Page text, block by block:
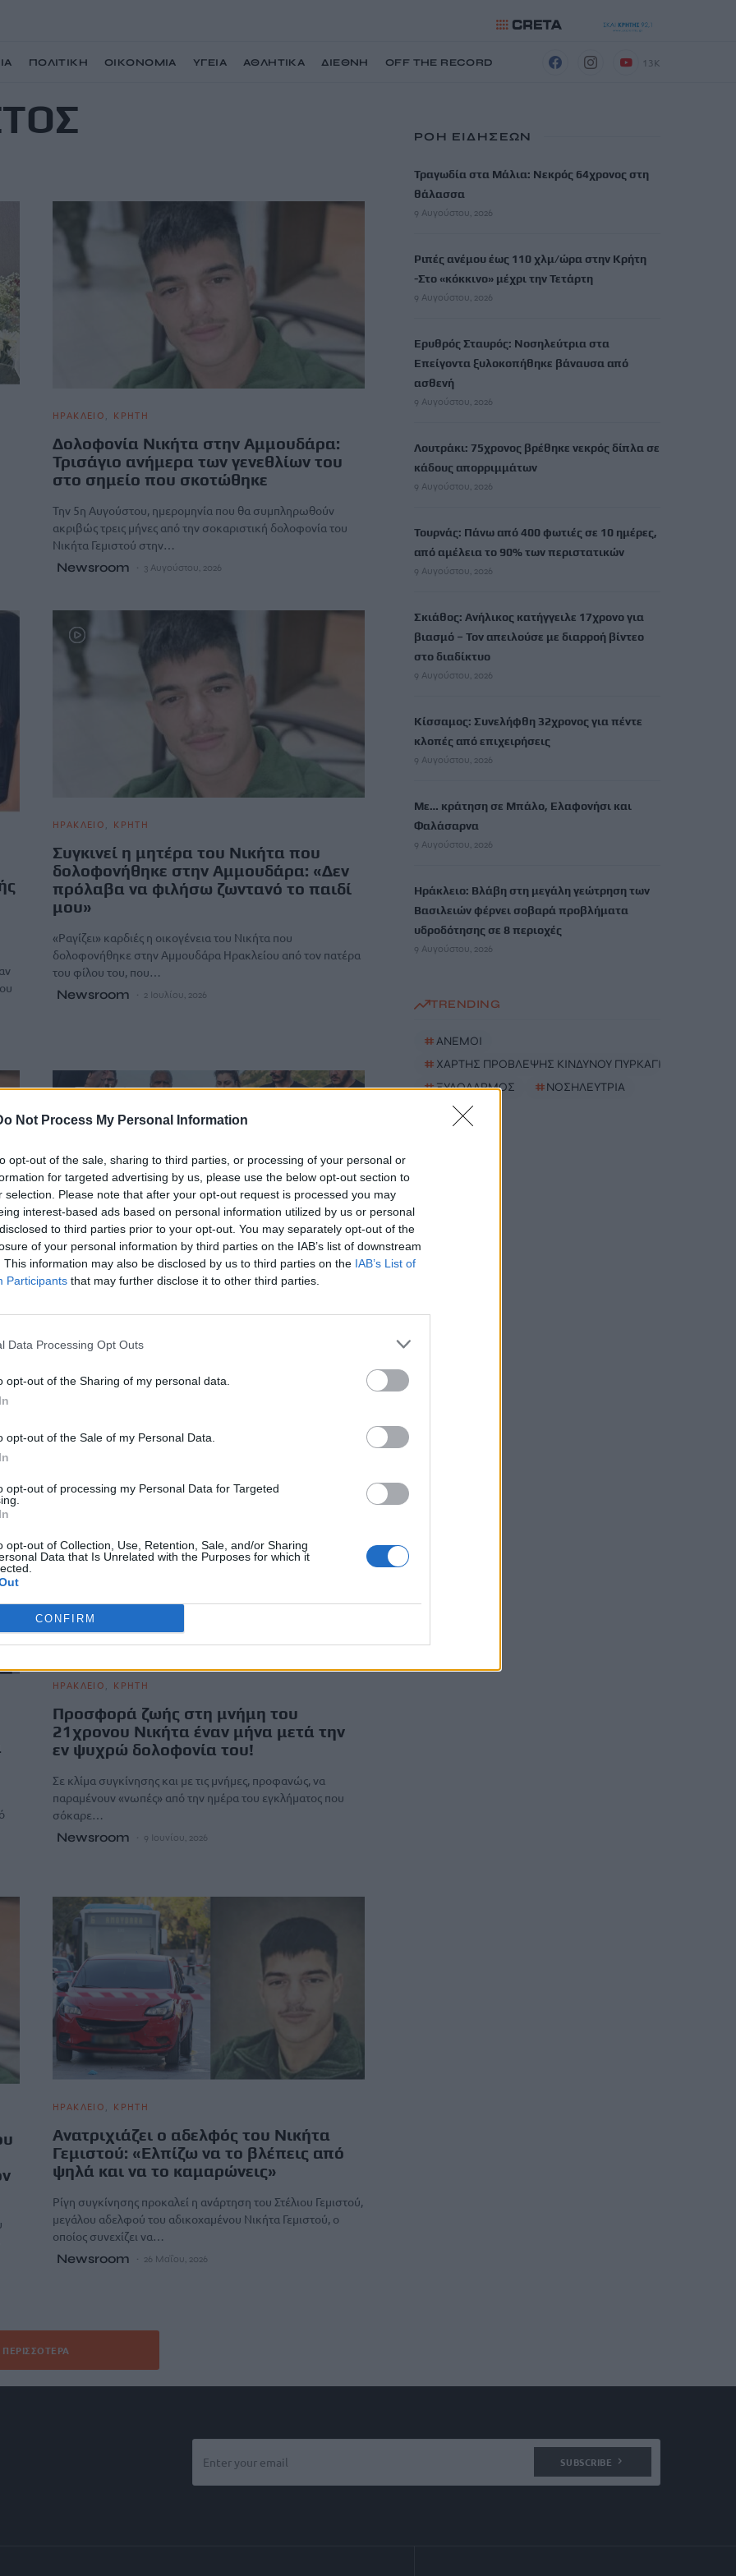
Not Process My Personal Information
opt-out of the sale, sharing to third parties, or processing of your personal or
for targeted advertising by us, please use the below opt-out section to
selection. Please note that after your opt-out request is processed you may
interest-based ads based on personal information utilized by us or personal
to third parties prior to your opt-out. You may separately opt-out of the
of your personal information by third parties on the IAB’s list of downstream
This information may also be disclosed by us to third parties on the IAB’s List of
Participants that may further disclose it to other third parties.
Data Processing Opt Outs
opt-out of the Sharing of my personal data.
opt-out of the Sale of my Personal Data.
opt-out of processing my Personal Data for Targeted
opt-out of Collection, Use, Retention, Sale, and/or Sharing
Data that Is Unrelated with the Purposes for which it
CONFIRM
ΠΟΛΙΤΙΚΗ ΟΙΚΟΝΟΜΙΑ ΥΓΕΙΑ ΑΘΛΗΤΙΚΑ ΔΙΕΘΝΗ OFF THE RECORD
13K
ΗΡΑΚΛΕΙΟ ΚΡΗΤΗ
Δολοφονία Νικήτα στην Αμμουδάρα:
Τρισάγιο ανήμερα των γενεθλίων του
στο σημείο που σκοτώθηκε
Την 5η Αυγούστου, ημερομηνία που θα συμπληρωθούν
ακριβώς τρεις μήνες από την σοκαριστική δολοφονία του
Νικήτα Γεμιστού στην…
Newsroom 3 Αυγούστου, 2026
ΗΡΑΚΛΕΙΟ ΚΡΗΤΗ
Συγκινεί η μητέρα του Νικήτα που
δολοφονήθηκε στην Αμμουδάρα: «Δεν
πρόλαβα να φιλήσω ζωντανό το παιδί
μου»
«Ραγίζει» καρδιές η οικογένεια του Νικήτα που
δολοφονήθηκε στην Αμμουδάρα Ηρακλείου από τον πατέρα
του φίλου του, που…
Newsroom 2 Ιουλίου, 2026
ΚΡΗΤΗ
μήνυμα του Αρχιεπισκόπου
Σε κλίμα συγκίνησης και βαθιάς οδύνης, τελέστηκε στον
Χώνο Μυλοποτάμου χθες το απόγευμα (12/06) το τρισάγιο
Newsroom 13 Ιουνίου, 2026
ΗΡΑΚΛΕΙΟ ΚΡΗΤΗ
Προσφορά ζωής στη μνήμη του
21χρονου Νικήτα έναν μήνα μετά την
εν ψυχρώ δολοφονία του!
Σε κλίμα συγκίνησης και με τις μνήμες, προφανώς, να
παραμένουν «νωπές» από την ημέρα του εγκλήματος που
σόκαρε…
Newsroom 9 Ιουνίου, 2026
ΗΡΑΚΛΕΙΟ ΚΡΗΤΗ
Ανατριχιάζει ο αδελφός του Νικήτα
Γεμιστού: «Ελπίζω να το βλέπεις από
ψηλά και να το καμαρώνεις»
Ρίγη συγκίνησης προκαλεί η ανάρτηση του Στέλιου Γεμιστού,
μεγάλου αδελφού του αδικοχαμένου Νικήτα Γεμιστού, ο
οποίος συνεχίζει να…
Newsroom 26 Μαΐου, 2026
ΠΕΡΙΣΣΌΤΕΡΑ
ΡΟΗ ΕΙΔΗΣΕΩΝ
Τραγωδία στα Μάλια: Νεκρός 64χρονος στη
θάλασσα
9 Αυγούστου, 2026
Ριπές ανέμου έως 110 χλμ/ώρα στην Κρήτη
-Στο «κόκκινο» μέχρι την Τετάρτη
9 Αυγούστου, 2026
Ερυθρός Σταυρός: Νοσηλεύτρια στα
Επείγοντα ξυλοκοπήθηκε βάναυσα από
ασθενή
9 Αυγούστου, 2026
Λουτράκι: 75χρονος βρέθηκε νεκρός δίπλα σε
κάδους απορριμμάτων
9 Αυγούστου, 2026
Τουρνάς: Πάνω από 400 φωτιές σε 10 ημέρες,
από αμέλεια το 90% των περιστατικών
9 Αυγούστου, 2026
Σκιάθος: Ανήλικος κατήγγειλε 17χρονο για
βιασμό – Τον απειλούσε με διαρροή βίντεο
στο διαδίκτυο
9 Αυγούστου, 2026
Κίσσαμος: Συνελήφθη 32χρονος για πέντε
κλοπές από επιχειρήσεις
9 Αυγούστου, 2026
Με… κράτηση σε Μπάλο, Ελαφονήσι και
Φαλάσαρνα
9 Αυγούστου, 2026
Ηράκλειο: Βλάβη στη μεγάλη γεώτρηση των
Βασιλειών φέρνει σοβαρά προβλήματα
υδροδότησης σε 8 περιοχές
9 Αυγούστου, 2026
TRENDING
#ΑΝΕΜΟΙ
# ΧΑΡΤΗΣ ΠΡΟΒΛΕΨΗΣ ΚΙΝΔΥΝΟΥ ΠΥΡΚΑΓΙΩΝ
#ΞΥΛΟΔΑΡΜΟΣ #ΝΟΣΗΛΕΥΤΡΙΑ
SUBSCRIBE